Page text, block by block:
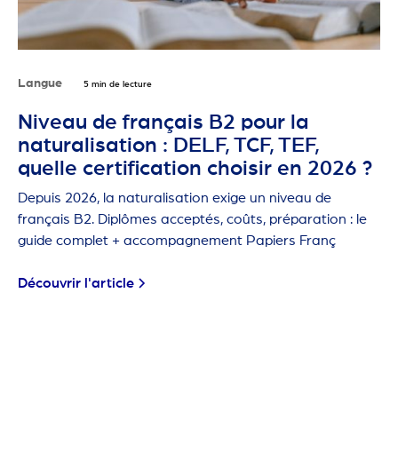
Langue 5 min de lecture
Niveau de français B2 pour la
naturalisation : DELF, TCF, TEF,
quelle certification choisir en 2026 ?
Depuis 2026, la naturalisation exige un niveau de
français B2. Diplômes acceptés, coûts, préparation : le
guide complet + accompagnement Papiers Franç
Découvrir l'article